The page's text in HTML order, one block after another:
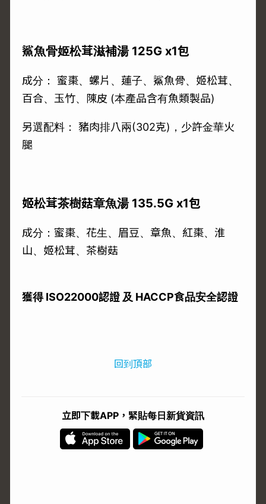
鯊魚骨姬松茸滋補湯 125G x1包
成分： 蜜棗、螺片、蓮子、鯊魚骨、姬松茸、
百合、玉竹、陳皮 (本產品含有魚類製品)
另選配料： 豬肉排八兩(302克)，少許金華火
腿
姬松茸茶樹菇章魚湯 135.5G x1包
成分：蜜棗、花生、眉豆、章魚、紅棗、淮
山、姬松茸、茶樹菇
獲得 ISO22000認證 及 HACCP食品安全認證
回到頂部
立即下載APP，緊貼每日新貨資訊